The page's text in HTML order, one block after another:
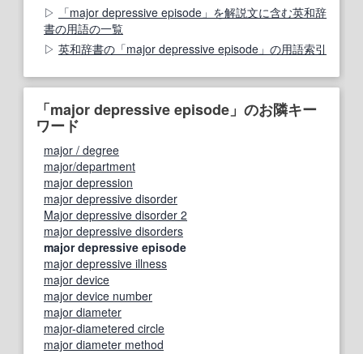
「major depressive episode」を解説文に含む英和辞
書の用語の一覧
英和辞書の「major depressive episode」の用語索引
「major depressive episode」のお隣キー
ワード
major / degree
major/department
major depression
major depressive disorder
Major depressive disorder 2
major depressive disorders
major depressive episode
major depressive illness
major device
major device number
major diameter
major-diametered circle
major diameter method